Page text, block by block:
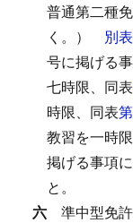
普通第二種
く。）
別
号に掲げる
七時限、同表
時限、同表
教習を一時
掲げる事項
と。
六 準中型免